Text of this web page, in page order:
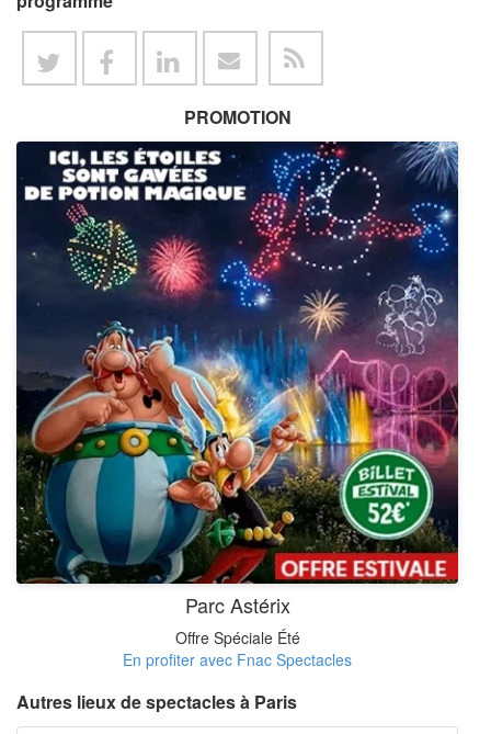
PROMOTION
Parc Astérix
Offre Spéciale Été
En profiter avec Fnac Spectacles
Autres lieux de spectacles à Paris